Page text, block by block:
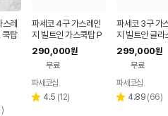
레
쿡탑
LN
)
파세코 4구 가스레인
지 빌트인 가스쿡탑 P
GC-B464H 본사직
영몰
290,000원
무료
파세코샵
별 4.5 리
(12)
파세코 3구 가
지 빌트인 글라
쿡탑 PGC-
LNG 본사직영
299,000원
무료
파세코샵
별 4.89 리
(66)